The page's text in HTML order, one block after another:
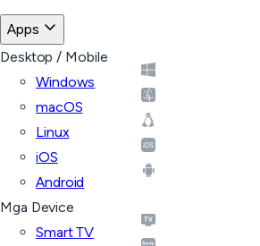
Apps
Desktop / Mobile
Windows
macOS
Linux
iOS
Android
Mga Device
Smart TV